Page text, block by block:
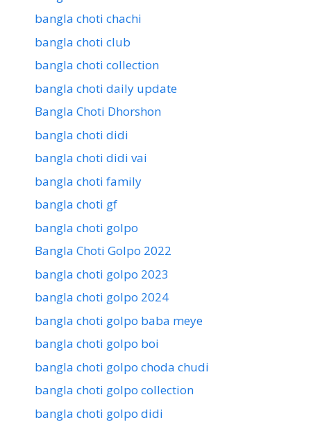
bangla choti chachi
bangla choti club
bangla choti collection
bangla choti daily update
Bangla Choti Dhorshon
bangla choti didi
bangla choti didi vai
bangla choti family
bangla choti gf
bangla choti golpo
Bangla Choti Golpo 2022
bangla choti golpo 2023
bangla choti golpo 2024
bangla choti golpo baba meye
bangla choti golpo boi
bangla choti golpo choda chudi
bangla choti golpo collection
bangla choti golpo didi